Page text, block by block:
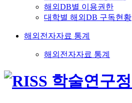
해외DB별 이용권한
대학별 해외DB 구독현황
해외전자자료 통계
해외전자자료 통계